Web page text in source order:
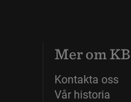
Mer om KB
Kontakta oss
Vår historia